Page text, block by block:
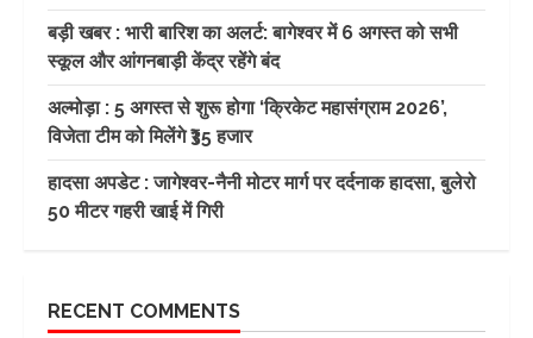
बड़ी खबर : भारी बारिश का अलर्ट: बागेश्वर में 6 अगस्त को सभी
स्कूल और आंगनबाड़ी केंद्र रहेंगे बंद
अल्मोड़ा : 5 अगस्त से शुरू होगा ‘क्रिकेट महासंग्राम 2026’,
विजेता टीम को मिलेंगे ₹35 हजार
हादसा अपडेट : जागेश्वर-नैनी मोटर मार्ग पर दर्दनाक हादसा, बुलेरो
50 मीटर गहरी खाई में गिरी
RECENT COMMENTS